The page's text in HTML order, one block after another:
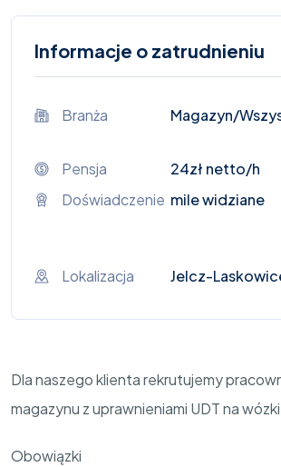
Informacje o zatrudnieniu
Branża Magazyn/
Pensja
24zł netto/h
Doświadczenie mile widziane
Lokalizacja Jelcz-
Dla naszego klienta rekrutujemy
magazynu z uprawnieniami UDT na
Obowiązki